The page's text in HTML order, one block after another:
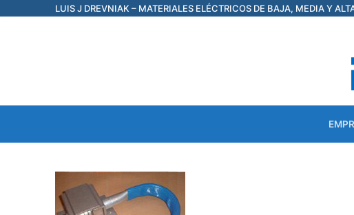
LUIS J DREVNIAK – MATERIALES ELÉCTRICOS DE BAJA, MEDIA Y